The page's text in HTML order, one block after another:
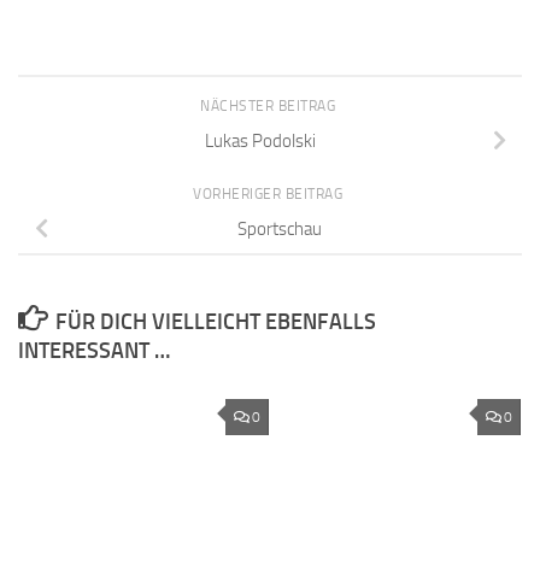
NÄCHSTER BEITRAG
Lukas Podolski
VORHERIGER BEITRAG
Sportschau
FÜR DICH VIELLEICHT EBENFALLS
INTERESSANT …
0 0